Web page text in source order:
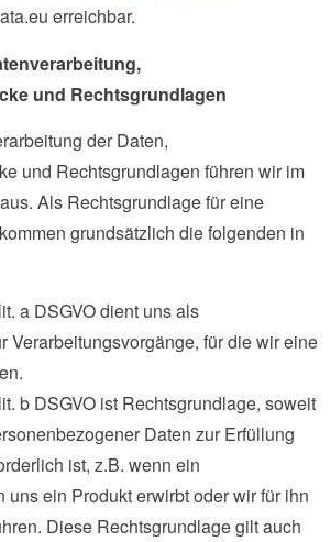
erreichbar.
und Rechtsgrundlagen
der Daten,
und Rechtsgrundlagen führen wir im
Als Rechtsgrundlage für eine
grundsätzlich die folgenden in
a DSGVO dient uns als
Verarbeitungsvorgänge, für die wir eine
b DSGVO ist Rechtsgrundlage, soweit
Daten zur Erfüllung
ist, z.B. wenn ein
uns ein Produkt erwirbt oder wir für ihn
Diese Rechtsgrundlage gilt auch